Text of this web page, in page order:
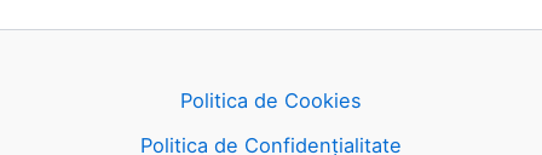
Politica de Cookies
Politica de Confidențialitate